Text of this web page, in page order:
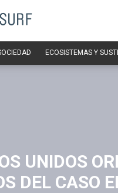
ECOSISTEMAS Y
UNIDOS
DEL CASO